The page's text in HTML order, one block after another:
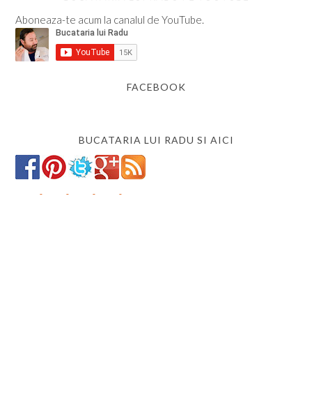
Aboneaza-te acum la canalul de YouTube.
FACEBOOK
BUCATARIA LUI RADU SI AICI